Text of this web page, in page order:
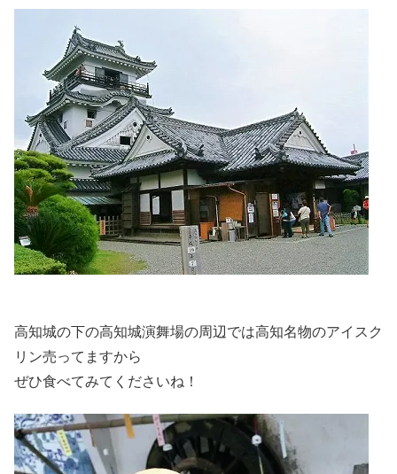
高知城の下の高知城演舞場の周辺では高知名物のアイスク
リン売ってますから
ぜひ食べてみてくださいね！